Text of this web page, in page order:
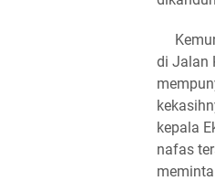
di Jalan
kepala
nafas